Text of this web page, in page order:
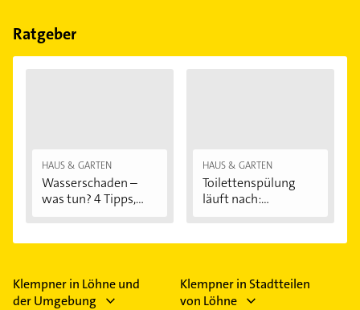
Ratgeber
HAUS & GARTEN
Wasserschaden –
was tun? 4 Tipps,...
HAUS & GARTEN
Toilettenspülung
läuft nach:...
Klempner in Löhne und
der Umgebung
Klempner in Stadtteilen
von Löhne